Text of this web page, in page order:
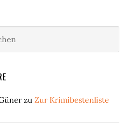
zuZur Krimibestenliste